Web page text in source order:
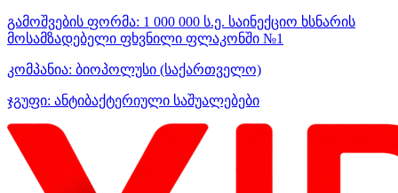
გამოშვების ფორმა: 1 000 000 ს.ე. საინექციო ხსნარის
მოსამზადებელი ფხვნილი ფლაკონში №1
კომპანია: ბიოპოლუსი (საქართველო)
ჯგუფი: ანტიბაქტერიული საშუალებები